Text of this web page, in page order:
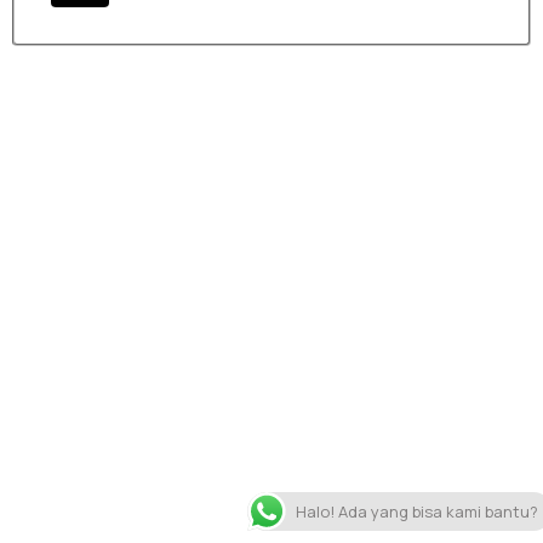
Halo! Ada yang bisa kami bantu?